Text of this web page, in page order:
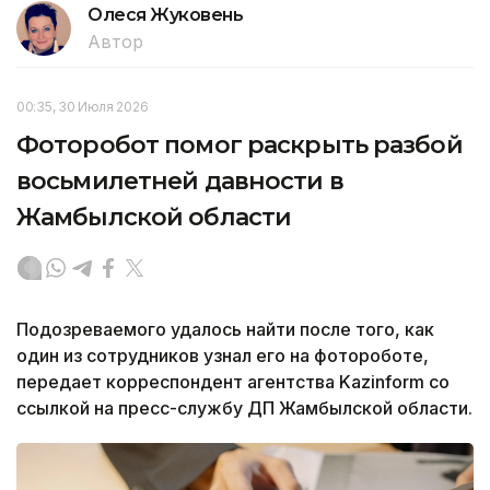
Олеся Жуковень
Автор
00:35, 30 Июля 2026
Фоторобот помог раскрыть разбой
восьмилетней давности в
Жамбылской области
Подозреваемого удалось найти после того, как
один из сотрудников узнал его на фотороботе,
передает корреспондент агентства Kazinform со
ссылкой на пресс-службу ДП Жамбылской области.